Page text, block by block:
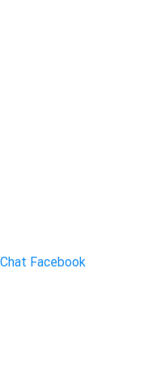
Chat Facebook